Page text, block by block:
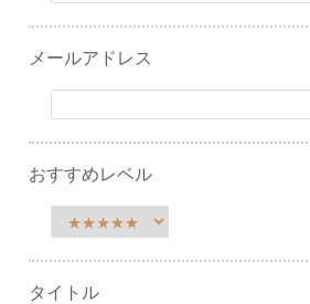
メールアドレス
おすすめレベル
タイトル